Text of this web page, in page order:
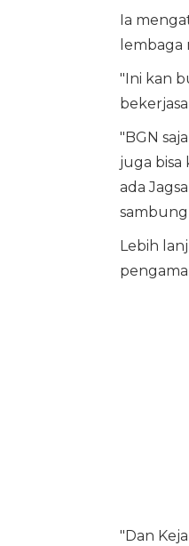
Ia
lembaga
"Ini kan
"BGN
juga bisa
ada
Lebih
"Dan